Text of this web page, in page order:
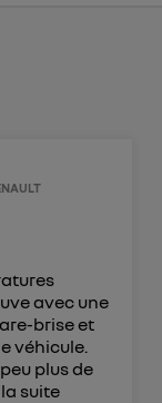
avec une
brise et
véhicule.
plus de
suite